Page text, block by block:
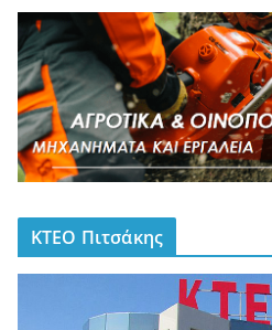
ΚΤΕΟ Πιτσάκης